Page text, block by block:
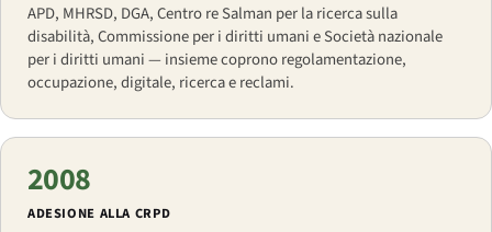
APD, MHRSD, DGA, Centro re Salman per la ricerca sulla
disabilità, Commissione per i diritti umani e Società nazionale
per i diritti umani — insieme coprono regolamentazione,
occupazione, digitale, ricerca e reclami.
2008
ADESIONE ALLA CRPD